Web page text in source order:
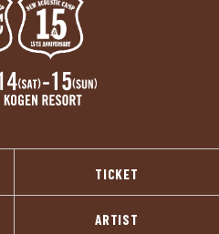
TICKET
ARTIST